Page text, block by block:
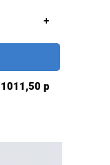
+
1011,50 р